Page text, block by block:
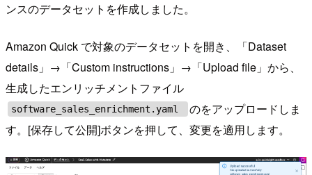
ンスのデータセットを作成しました。
Amazon Quick で対象のデータセットを開き、「Dataset
details」→「Custom instructions」→「Upload file」から、
生成したエンリッチメントファイル
software_sales_enrichment.yaml
のをアップロードしま
す。[保存して公開]ボタンを押して、変更を適用します。